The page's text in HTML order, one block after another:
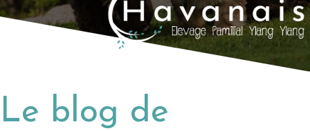
Le blog de